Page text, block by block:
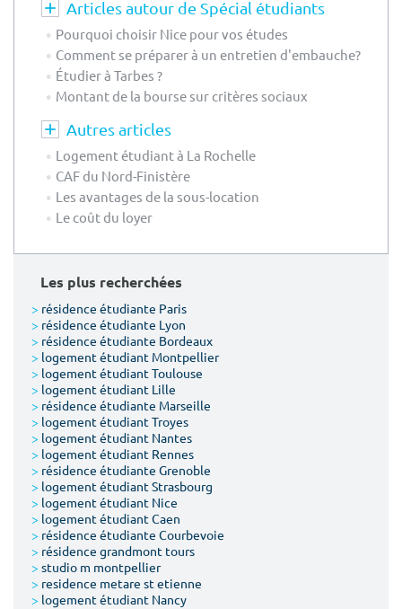
Articles autour de Spécial étudiants
Pourquoi choisir Nice pour vos études
Comment se préparer à un entretien d'embauche?
Étudier à Tarbes ?
Montant de la bourse sur critères sociaux
Autres articles
Logement étudiant à La Rochelle
CAF du Nord-Finistère
Les avantages de la sous-location
Le coût du loyer
Les plus recherchées
> résidence étudiante Paris
> résidence étudiante Lyon
> résidence étudiante Bordeaux
> logement étudiant Montpellier
> logement étudiant Toulouse
> logement étudiant Lille
> résidence étudiante Marseille
> logement étudiant Troyes
> logement étudiant Nantes
> logement étudiant Rennes
> résidence étudiante Grenoble
> logement étudiant Strasbourg
> logement étudiant Nice
> logement étudiant Caen
> résidence étudiante Courbevoie
> résidence grandmont tours
> studio m montpellier
> residence metare st etienne
> logement étudiant Nancy